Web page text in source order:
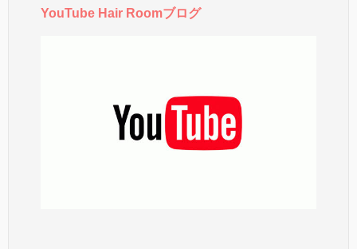
YouTube Hair Roomブログ